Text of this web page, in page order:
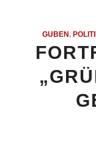
GUBEN,